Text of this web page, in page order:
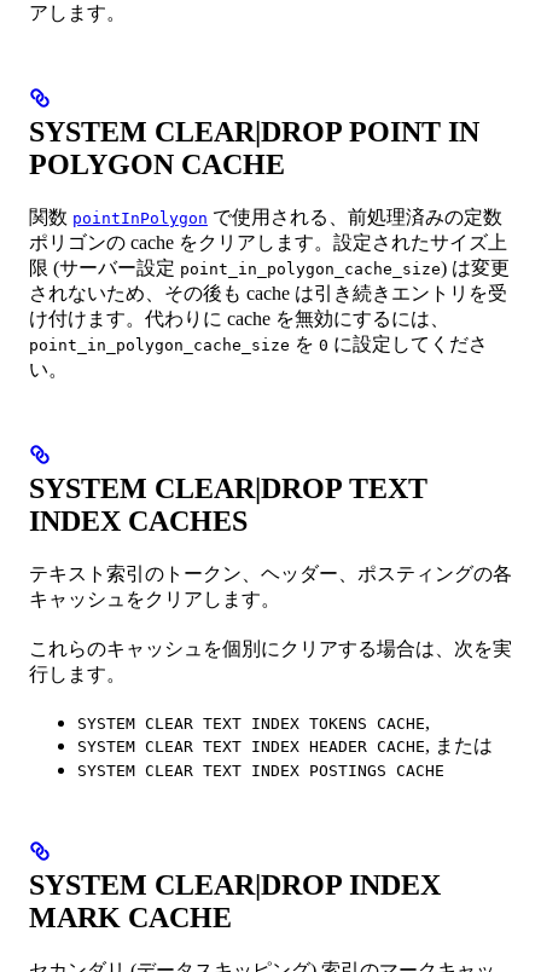
アします。
SYSTEM CLEAR|DROP POINT IN
POLYGON CACHE
関数 pointInPolygon で使用される、前処理済みの定数
ポリゴンの cache をクリアします。設定されたサイズ上
限 (サーバー設定 point_in_polygon_cache_size) は変更
されないため、その後も cache は引き続きエントリを受
け付けます。代わりに cache を無効にするには、
point_in_polygon_cache_size を 0 に設定してくださ
い。
SYSTEM CLEAR|DROP TEXT
INDEX CACHES
テキスト索引のトークン、ヘッダー、ポスティングの各
キャッシュをクリアします。
これらのキャッシュを個別にクリアする場合は、次を実
行します。
SYSTEM CLEAR TEXT INDEX TOKENS CACHE,
SYSTEM CLEAR TEXT INDEX HEADER CACHE, または
SYSTEM CLEAR TEXT INDEX POSTINGS CACHE
SYSTEM CLEAR|DROP INDEX
MARK CACHE